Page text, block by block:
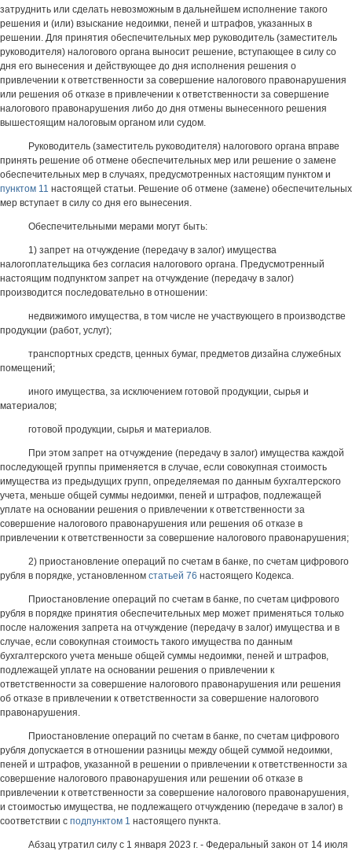
затруднить или сделать невозможным в дальнейшем исполнение такого
решения и (или) взыскание недоимки, пеней и штрафов, указанных в
решении. Для принятия обеспечительных мер руководитель (заместитель
руководителя) налогового органа выносит решение, вступающее в силу со
дня его вынесения и действующее до дня исполнения решения о
привлечении к ответственности за совершение налогового правонарушения
или решения об отказе в привлечении к ответственности за совершение
налогового правонарушения либо до дня отмены вынесенного решения
вышестоящим налоговым органом или судом.
Руководитель (заместитель руководителя) налогового органа вправе
принять решение об отмене обеспечительных мер или решение о замене
обеспечительных мер в случаях, предусмотренных настоящим пунктом и
пунктом 11 настоящей статьи. Решение об отмене (замене) обеспечительных
мер вступает в силу со дня его вынесения.
Обеспечительными мерами могут быть:
1) запрет на отчуждение (передачу в залог) имущества
налогоплательщика без согласия налогового органа. Предусмотренный
настоящим подпунктом запрет на отчуждение (передачу в залог)
производится последовательно в отношении:
недвижимого имущества, в том числе не участвующего в производстве
продукции (работ, услуг);
транспортных средств, ценных бумаг, предметов дизайна служебных
помещений;
иного имущества, за исключением готовой продукции, сырья и
материалов;
готовой продукции, сырья и материалов.
При этом запрет на отчуждение (передачу в залог) имущества каждой
последующей группы применяется в случае, если совокупная стоимость
имущества из предыдущих групп, определяемая по данным бухгалтерского
учета, меньше общей суммы недоимки, пеней и штрафов, подлежащей
уплате на основании решения о привлечении к ответственности за
совершение налогового правонарушения или решения об отказе в
привлечении к ответственности за совершение налогового правонарушения;
2) приостановление операций по счетам в банке, по счетам цифрового
рубля в порядке, установленном статьей 76 настоящего Кодекса.
Приостановление операций по счетам в банке, по счетам цифрового
рубля в порядке принятия обеспечительных мер может применяться только
после наложения запрета на отчуждение (передачу в залог) имущества и в
случае, если совокупная стоимость такого имущества по данным
бухгалтерского учета меньше общей суммы недоимки, пеней и штрафов,
подлежащей уплате на основании решения о привлечении к
ответственности за совершение налогового правонарушения или решения
об отказе в привлечении к ответственности за совершение налогового
правонарушения.
Приостановление операций по счетам в банке, по счетам цифрового
рубля допускается в отношении разницы между общей суммой недоимки,
пеней и штрафов, указанной в решении о привлечении к ответственности за
совершение налогового правонарушения или решении об отказе в
привлечении к ответственности за совершение налогового правонарушения,
и стоимостью имущества, не подлежащего отчуждению (передаче в залог) в
соответствии с подпунктом 1 настоящего пункта.
Абзац утратил силу с 1 января 2023 г. - Федеральный закон от 14 июля